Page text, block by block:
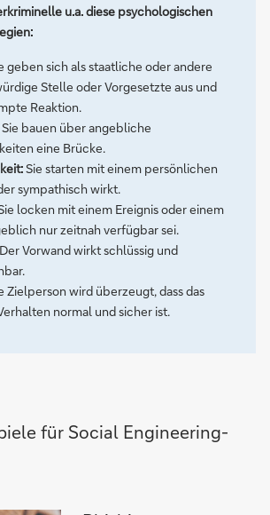
u.a. diese psychologischen
geben sich als staatliche oder andere
Stelle oder Vorgesetzte aus und
Reaktion.
bauen über angebliche
eine Brücke.
Sie starten mit einem persönlichen
sympathisch wirkt.
locken mit einem Ereignis oder einem
nur zeitnah verfügbar sei.
Vorwand wirkt schlüssig und
Zielperson wird überzeugt, dass das
normal und sicher ist.
für Social Engineering-